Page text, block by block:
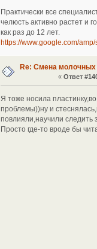
Практически все
челюсть активно растет и
как раз до 12 лет.
https://www.google.com/
Re: Смена молочных
« Ответ
Я тоже носила
проблемы))ну и
повлияли,научили
Просто где-то вроде бы